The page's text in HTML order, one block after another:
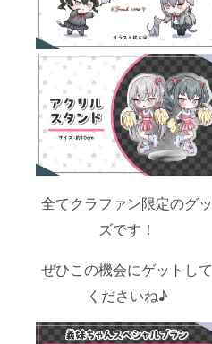
全てクラファン限定のグッ
ズです！
ぜひこの機会にゲットして
くださいね♪